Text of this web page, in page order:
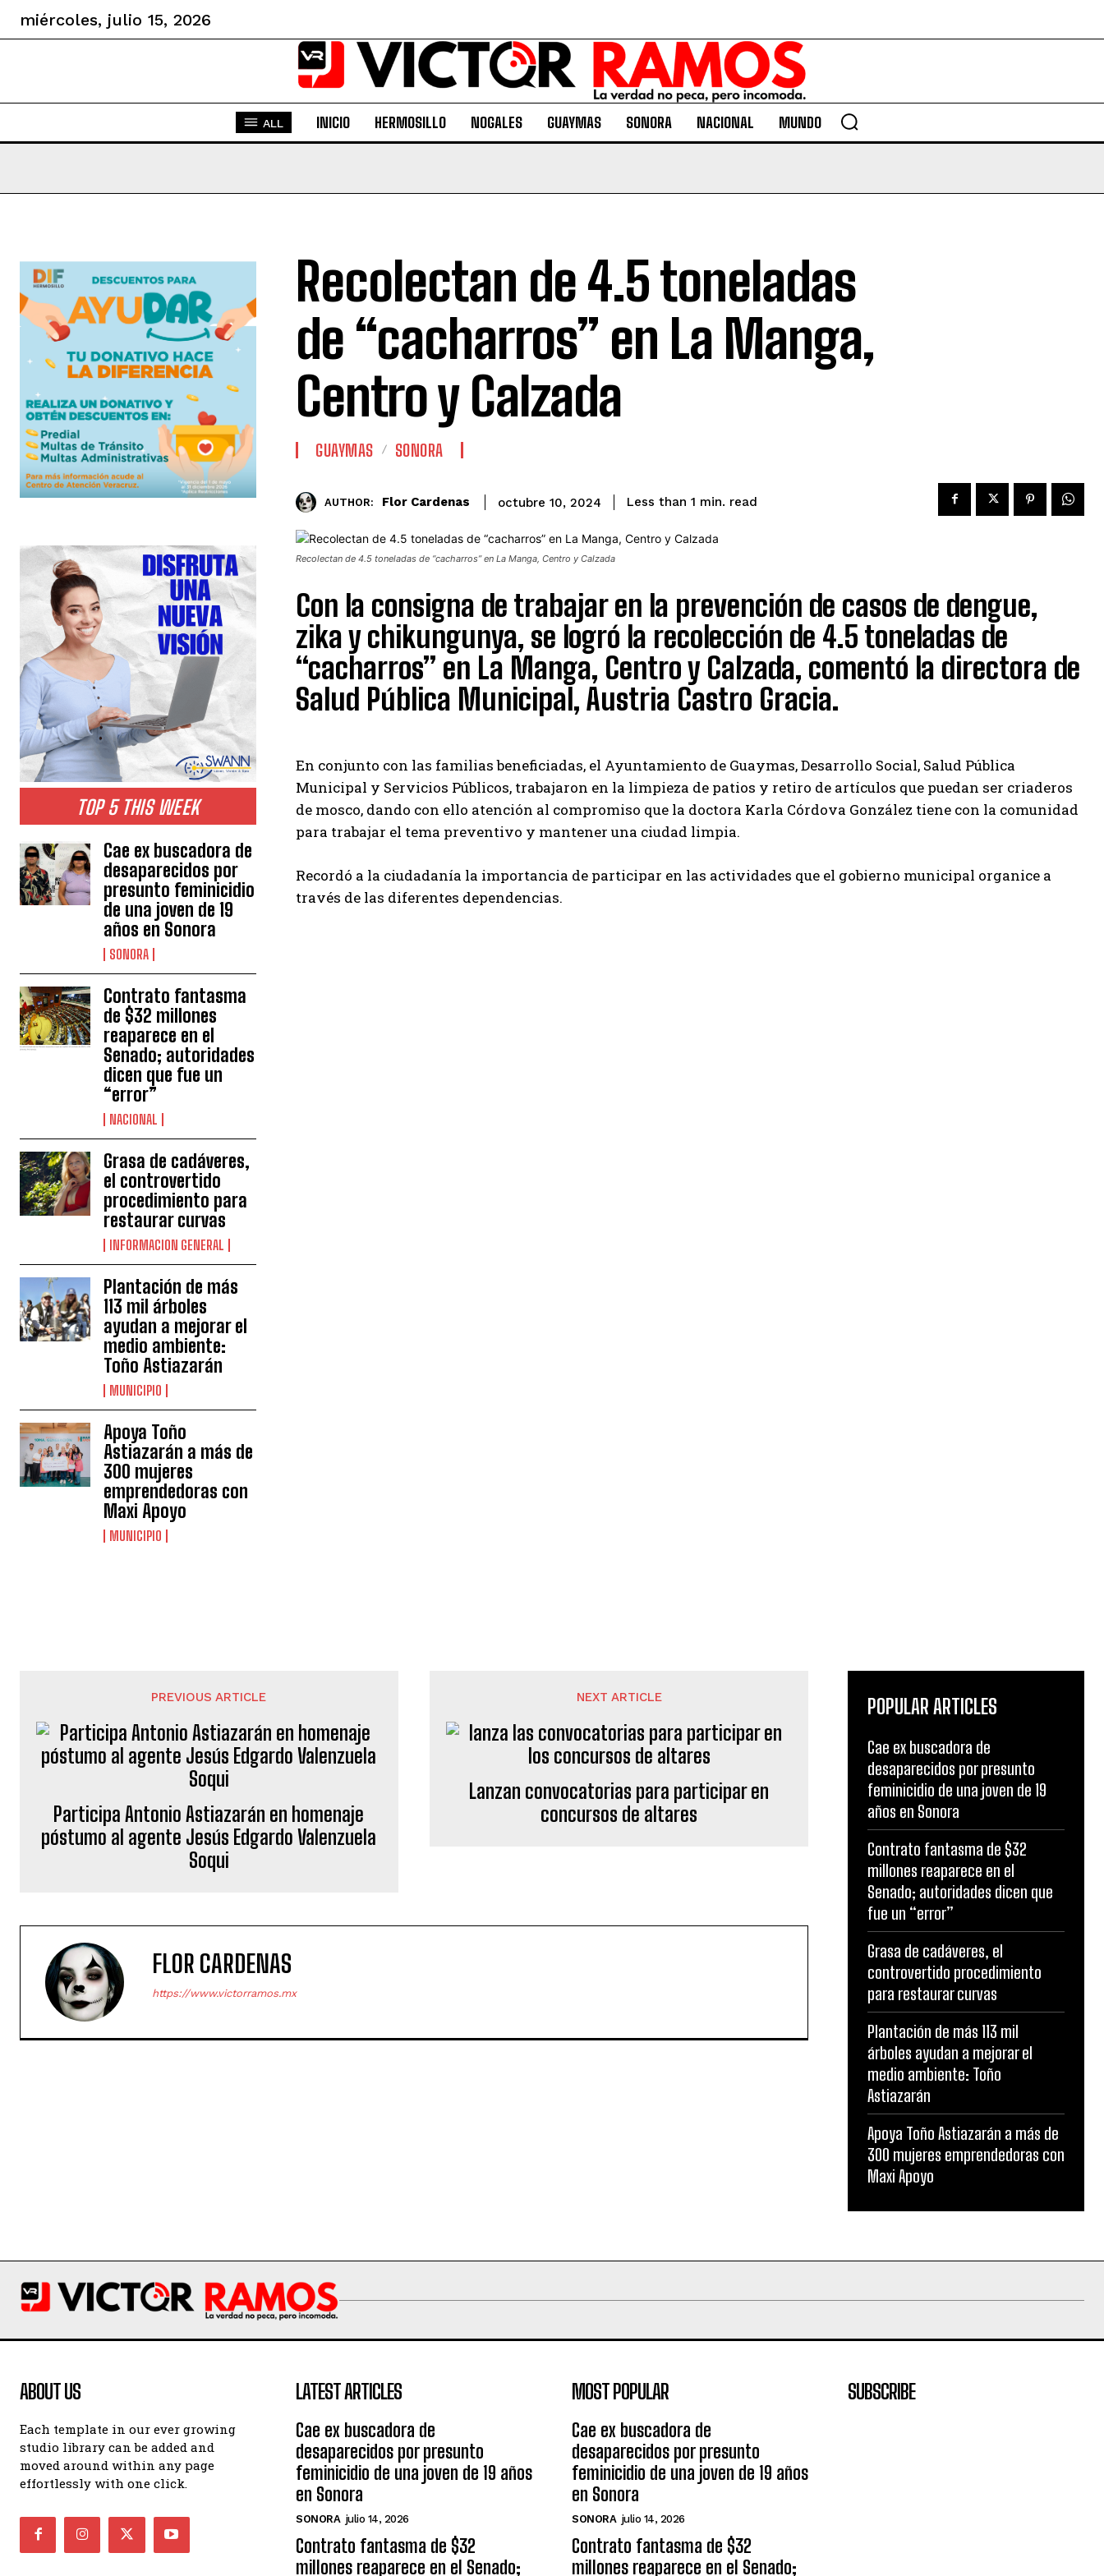
miércoles, julio 15, 2026
ALL INICIO HERMOSILLO NOGALES GUAYMAS SONORA NACIONAL MUNDO
TOP 5 THIS WEEK
Cae ex buscadora de
desaparecidos por
presunto feminicidio
de una joven de 19
años en Sonora
SONORA
Contrato fantasma
de $32 millones
reaparece en el
Senado; autoridades
dicen que fue un
“error”
NACIONAL
Grasa de cadáveres,
el controvertido
procedimiento para
restaurar curvas
INFORMACION GENERAL
Plantación de más
113 mil árboles
ayudan a mejorar el
medio ambiente:
Toño Astiazarán
MUNICIPIO
Apoya Toño
Astiazarán a más de
300 mujeres
emprendedoras con
Maxi Apoyo
MUNICIPIO
Recolectan de 4.5 toneladas
de “cacharros” en La Manga,
Centro y Calzada
GUAYMAS SONORA
AUTHOR: Flor Cardenas octubre 10, 2024 Less than 1 min. read
Recolectan de 4.5 toneladas de “cacharros” en La Manga, Centro y Calzada
Con la consigna de trabajar en la prevención de casos de dengue,
zika y chikungunya, se logró la recolección de 4.5 toneladas de
“cacharros” en La Manga, Centro y Calzada, comentó la directora de
Salud Pública Municipal, Austria Castro Gracia.
En conjunto con las familias beneficiadas, el Ayuntamiento de Guaymas, Desarrollo Social, Salud Pública
Municipal y Servicios Públicos, trabajaron en la limpieza de patios y retiro de artículos que puedan ser criaderos
de mosco, dando con ello atención al compromiso que la doctora Karla Córdova González tiene con la comunidad
para trabajar el tema preventivo y mantener una ciudad limpia.
Recordó a la ciudadanía la importancia de participar en las actividades que el gobierno municipal organice a
través de las diferentes dependencias.
PREVIOUS ARTICLE
Participa Antonio Astiazarán en homenaje
póstumo al agente Jesús Edgardo Valenzuela
Soqui
NEXT ARTICLE
Lanzan convocatorias para participar en
concursos de altares
FLOR CARDENAS
https://www.victorramos.mx
POPULAR ARTICLES
Cae ex buscadora de
desaparecidos por presunto
feminicidio de una joven de 19
años en Sonora
Contrato fantasma de $32
millones reaparece en el
Senado; autoridades dicen que
fue un “error”
Grasa de cadáveres, el
controvertido procedimiento
para restaurar curvas
Plantación de más 113 mil
árboles ayudan a mejorar el
medio ambiente: Toño
Astiazarán
Apoya Toño Astiazarán a más de
300 mujeres emprendedoras con
Maxi Apoyo
ABOUT US
Each template in our ever growing
studio library can be added and
moved around within any page
effortlessly with one click.
LATEST ARTICLES
Cae ex buscadora de
desaparecidos por presunto
feminicidio de una joven de 19 años
en Sonora
SONORA julio 14, 2026
Contrato fantasma de $32
millones reaparece en el Senado;
MOST POPULAR
Cae ex buscadora de
desaparecidos por presunto
feminicidio de una joven de 19 años
en Sonora
SONORA julio 14, 2026
Contrato fantasma de $32
millones reaparece en el Senado;
SUBSCRIBE